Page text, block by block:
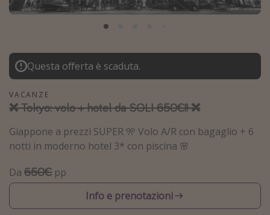
Grecia
Egitto
Tunisia
Malta
Canarie
Capo Verde
Tipo di vacanza
Vacanze last minute
Vacanze all inclusive
Questa offerta è scaduta.
VACANZE
❌ Tokyo: volo + hotel da SOLI 650€!! ❌
Giappone a prezzi SUPER 🎌 Volo A/R con bagaglio + 6
notti in moderno hotel 3* con piscina 🌸
Da 650€ pp
Info e prenotazioni